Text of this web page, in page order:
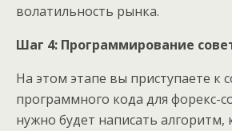
волатильность рынка.
Шаг 4: Программирование
На этом этапе вы приступаете к
программного кода для форекс-
нужно будет написать алгоритм,